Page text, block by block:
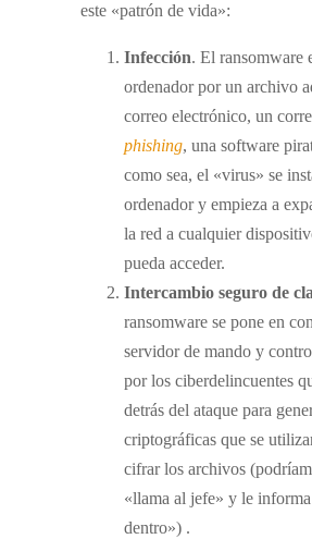
este «patrón de vida»:
Infección. El ransomware
ordenador por un archivo
correo electrónico, un
phishing, una software
como sea, el «virus» se
ordenador y empieza a
la red a cualquier
pueda acceder.
Intercambio seguro de
ransomware se pone en
servidor de mando y
por los ciberdelincuentes
detrás del ataque para
criptográficas que se
cifrar los archivos
«llama al jefe» y le
dentro») .